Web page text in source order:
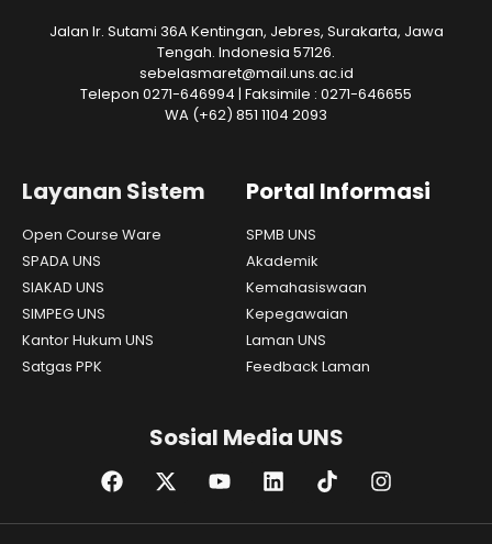
Jalan Ir. Sutami 36A Kentingan, Jebres, Surakarta, Jawa
Tengah. Indonesia 57126.
sebelasmaret@mail.uns.ac.id
Telepon 0271-646994 | Faksimile : 0271-646655
WA (+62) 851 1104 2093
Layanan Sistem
Open Course Ware
SPADA UNS
SIAKAD UNS
SIMPEG UNS
Kantor Hukum UNS
Satgas PPK
Portal Informasi
SPMB UNS
Akademik
Kemahasiswaan
Kepegawaian
Laman UNS
Feedback Laman
Sosial Media UNS